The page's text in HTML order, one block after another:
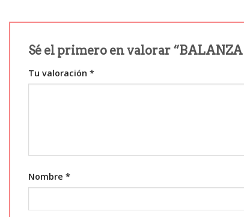
Sé el primero en valorar
Tu valoración *
Nombre *